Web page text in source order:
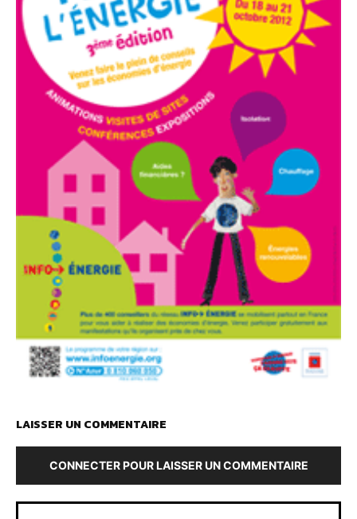
LAISSER UN COMMENTAIRE
CONNECTER POUR LAISSER UN COMMENTAIRE